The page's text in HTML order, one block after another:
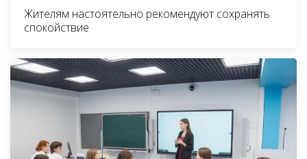
Жителям настоятельно рекомендуют сохранять
спокойствие